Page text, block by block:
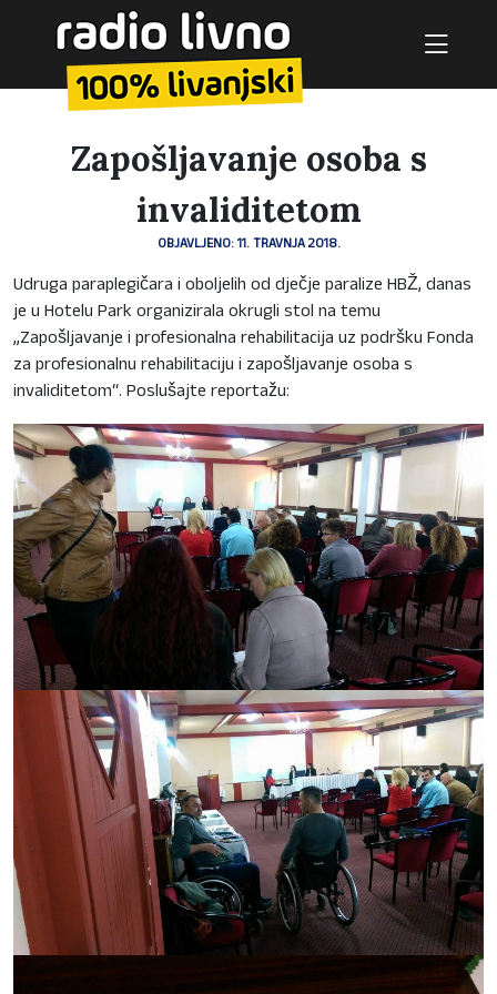
Zapošljavanje osoba s
invaliditetom
OBJAVLJENO: 11. TRAVNJA 2018.
Udruga paraplegičara i oboljelih od dječje paralize HBŽ, danas
je u Hotelu Park organizirala okrugli stol na temu
„Zapošljavanje i profesionalna rehabilitacija uz podršku Fonda
za profesionalnu rehabilitaciju i zapošljavanje osoba s
invaliditetom“. Poslušajte reportažu: